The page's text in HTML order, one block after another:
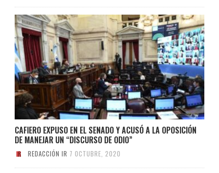
CAFIERO EXPUSO EN EL SENADO Y ACUSÓ A LA OPOSICIÓN
DE MANEJAR UN “DISCURSO DE ODIO”
REDACCIÓN IR 7 OCTUBRE, 2020